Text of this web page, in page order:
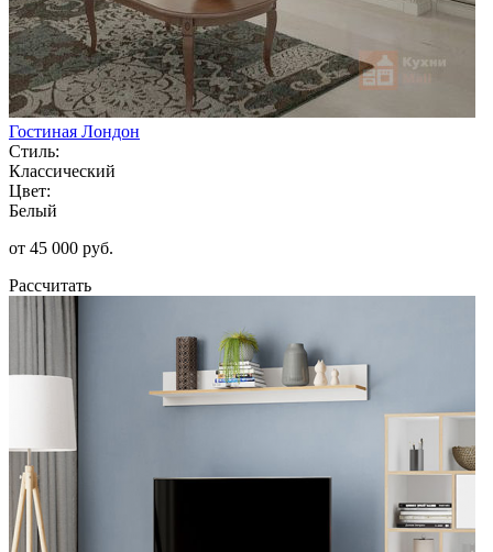
Гостиная Лондон
Стиль:
Классический
Цвет:
Белый
от 45 000 руб.
Рассчитать